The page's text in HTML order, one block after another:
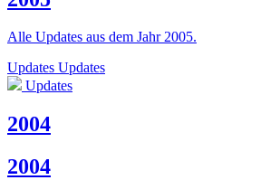
Alle Updates aus dem Jahr 2005.
Updates Updates
Updates
2004
2004